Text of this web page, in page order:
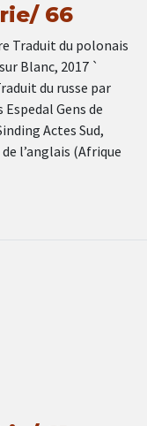
66
Traduit du polonais
Blanc, 2017 `
du russe par
Gens de
Actes Sud,
l’anglais (Afrique